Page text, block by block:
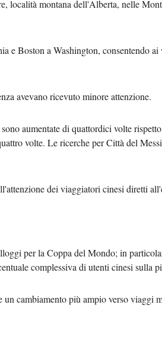
اردو
località montana dell'Alberta, nelle
Boston a Washington, consentendo ai
avevano ricevuto minore attenzione.
aumentate di quattordici volte
volte. Le ricerche per Città del
dei viaggiatori cinesi diretti
per la Coppa del Mondo; in
complessiva di utenti cinesi sulla
cambiamento più ampio verso viaggi